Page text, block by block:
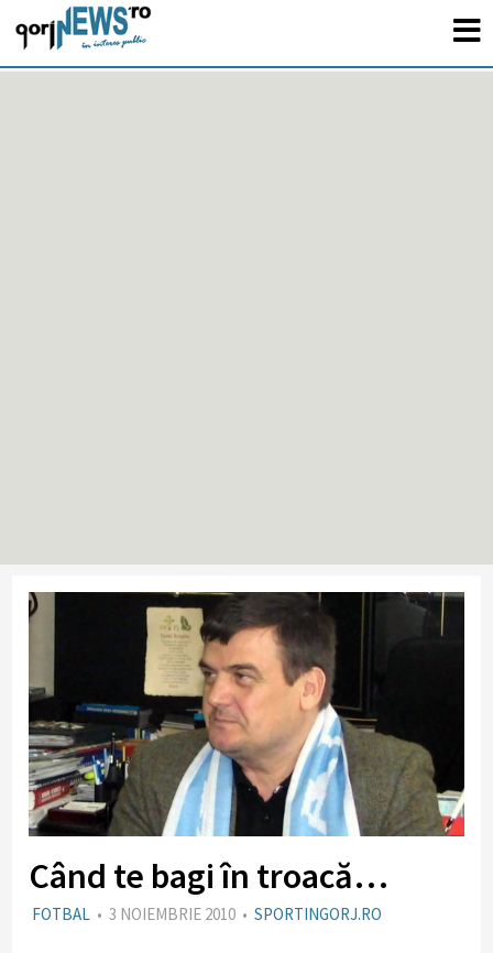
Când te bagi în troacă…
FOTBAL • 3 NOIEMBRIE 2010 • SPORTINGORJ.RO